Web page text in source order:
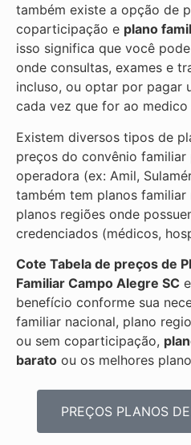
também existe a opção de
coparticipação e plano
isso significa que você
onde consultas, exames e
incluso, ou optar por pagar
cada vez que for ao medico
Existem diversos tipos de
preços do convênio
operadora (ex: Amil,
também tem planos
planos regiões onde
credenciados (médicos,
Cote Tabela de preços de
Familiar Campo Alegre SC
benefício conforme sua
familiar nacional, plano
ou sem coparticipação,
barato ou os melhores
PREÇOS PLANOS